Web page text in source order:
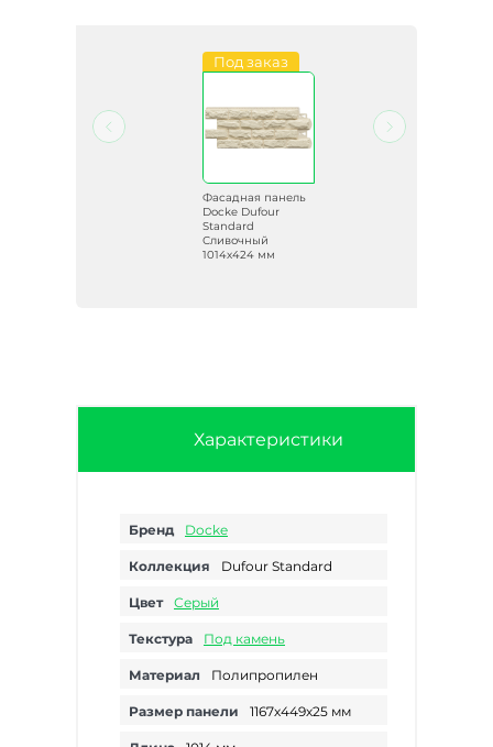
Под заказ
Фасадная панель
Docke Dufour
Standard
Сливочный
1014х424 мм
Характеристики
Бренд Docke
Коллекция Dufour Standard
Цвет Серый
Текстура Под камень
Материал Полипропилен
Размер панели 1167х449х25 мм